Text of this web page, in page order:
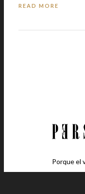
READ MORE
Porque el